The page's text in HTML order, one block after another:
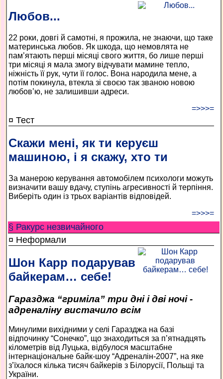
Любов...
22 роки, довгі й самотні, я прожила, не знаючи, що таке
материнська любов. Як шкода, що немовлята не
пам’ятають перші місяці свого життя, бо лише перші
три місяці я мала змогу відчувати мамине тепло,
ніжність її рук, чути її голос. Вона народила мене, а
потім покинула, втекла зі своєю так званою новою
любов’ю, не залишивши адреси.
=>>>=
¤ Тест
Скажи мені, як ти керуєш
машиною, і я скажу, хто ти
За манерою керування автомобілем психологи можуть
визначити вашу вдачу, ступінь агресивності й терпіння.
Виберіть один із трьох варіантів відповідей.
=>>>=
§ Ракурс незвичайного
¤ Неформали
Шон Карр подарував
байкерам… себе!
Гаразджа “гриміла” три дні і дві ночі -
адреналіну вистачило всім
Минулими вихідними у селі Гаразджа на базі
відпочинку “Сонечко”, що знаходиться за п’ятнадцять
кілометрів від Луцька, відбулося масштабне
інтернаціональне байк-шоу “Адреналін-2007”, на яке
з’їхалося кілька тисяч байкерів з Білорусії, Польщі та
України.